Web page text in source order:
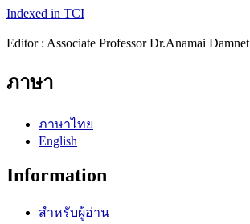
Indexed in TCI
Editor : Associate Professor Dr.Anamai Damnet
ภาษา
ภาษาไทย
English
Information
สำหรับผู้อ่าน